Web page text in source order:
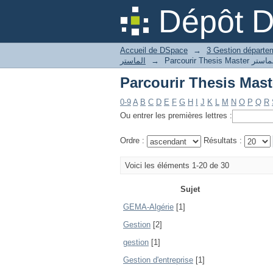
Dépôt
Accueil de DSpace →
الماستر
→
0-9 A B C D E F G H J K L M N O P Q R
Ou entrer les premières lettres :
Ordre : Résultats :
Voici les éléments 1-20 de 30
Sujet
GEMA-Algérie [1]
Gestion [2]
gestion [1]
Gestion d'entreprise [1]